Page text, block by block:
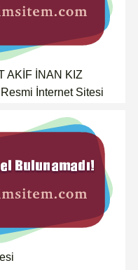
AKİF İNAN KIZ
İnternet Sitesi